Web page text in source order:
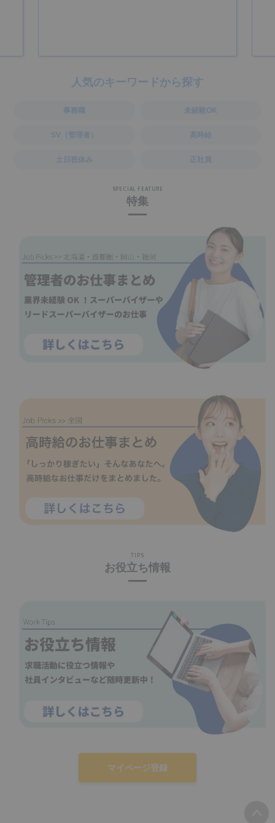
人気のキーワードから探す
事務職 未経験OK
SV（管理者） 高時給
土日祝休み 正社員
SPECIAL FEATURE
特集
TIPS
お役立ち情報
マイページ登録